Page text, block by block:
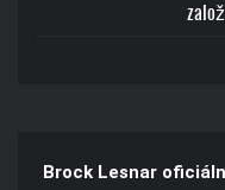
Brock Lesnar